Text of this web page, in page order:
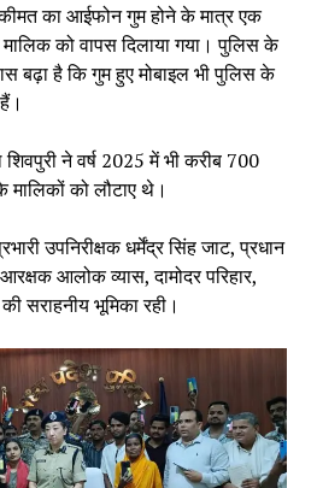
का आईफोन गुम होने के मात्र एक
को वापस दिलाया गया। पुलिस के
बढ़ा है कि गुम हुए मोबाइल भी पुलिस के
ने वर्ष 2025 में भी करीब 700
मालिकों को लौटाए थे।
उपनिरीक्षक धर्मेंद्र सिंह जाट, प्रधान
आलोक व्यास, दामोदर परिहार,
सराहनीय भूमिका रही।